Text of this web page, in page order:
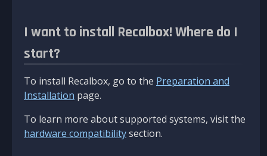
I want to install Recalbox! Where do I
start?
To install Recalbox, go to the Preparation and
Installation page.
To learn more about supported systems, visit the
hardware compatibilitysection.